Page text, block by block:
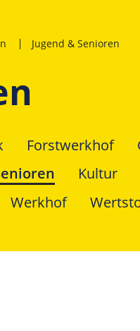
Jugend & Senioren
Forstwerkhof
Kultur
Werkhof